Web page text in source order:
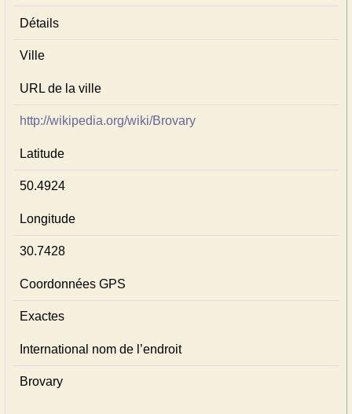
Détails
Ville
URL de la ville
http://wikipedia.org/wiki/Brovary
Latitude
50.4924
Longitude
30.7428
Coordonnées GPS
Exactes
International nom de l’endroit
Brovary